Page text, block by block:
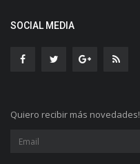
SOCIAL MEDIA
Quiero recibir más novedades!